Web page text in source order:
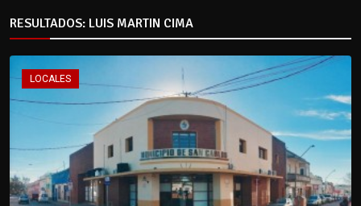
RESULTADOS: LUIS MARTIN CIMA
LOCALES